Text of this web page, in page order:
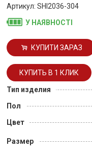
Артикул: SHI2036-304
У НАЯВНОСТІ
КУПИТИ ЗАРАЗ
Тип изделия
Пол
Цвет
Размер